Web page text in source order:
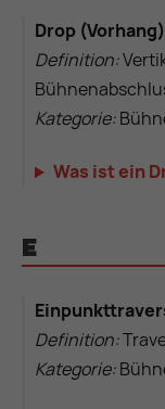
Drop (Vorhang)
Definition:
Kategorie:
Was ist ein
E
Definition:
Kategorie: